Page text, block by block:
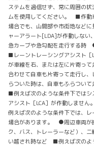
ステムを過信せず、常に周囲の
ムを使用してください。 ■作動
場合でも、山間部や市街地など
ャーアラート[LDA]が作動しな
急カーブや急勾配を走行する
■レーントレーシングアシスト［
が車線を右、または左に片寄っ
合わせて自車も片寄って走行し
らついた時は、自車もふらつい
■例えば次のような条件下ではシ
アシスト［LCA］が作動しませ
例えば次のような条件下では、
場合があります。 ●周辺車両が
ク、バス、トレーラーなど）、
い越され時など ■例えば次のよ